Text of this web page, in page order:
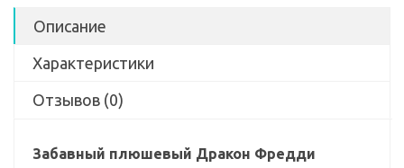
Описание
Характеристики
Отзывов (0)
Забавный плюшевый Дракон Фредди